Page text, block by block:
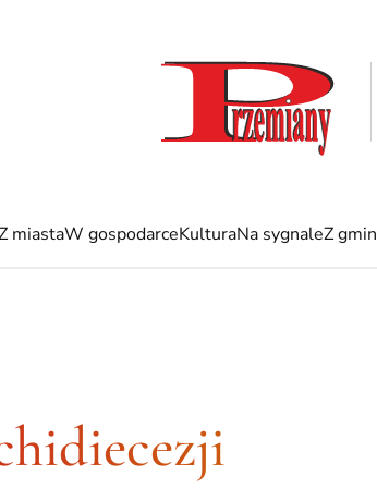
miastaW gospodarceKulturaNa sygnaleZ gmin